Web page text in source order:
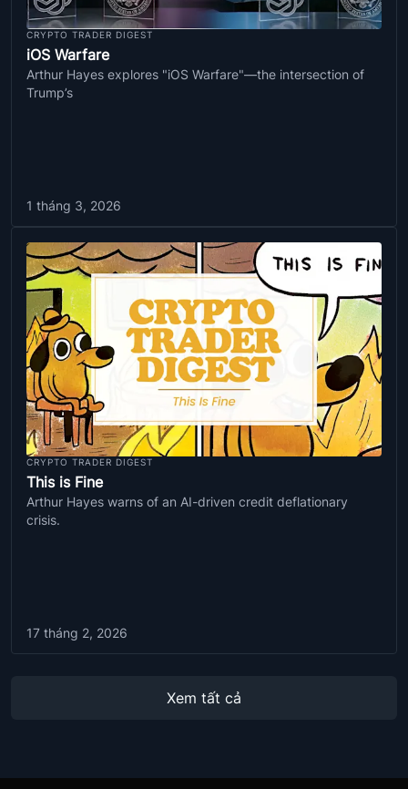
CRYPTO TRADER DIGEST
iOS Warfare
Arthur Hayes explores "iOS Warfare"—the intersection of
Trump’s
1 tháng 3, 2026
CRYPTO TRADER DIGEST
This is Fine
Arthur Hayes warns of an AI-driven credit deflationary
crisis.
17 tháng 2, 2026
Xem tất cả